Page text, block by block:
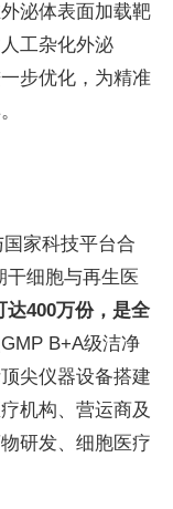
泌体表面加载靶
工杂化外泌
步优化，为精准
家科技平台合
干细胞与再生医
达400万份，是全
B+A级洁净
尖仪器设备搭建
机构、营运商及
研发、细胞医疗